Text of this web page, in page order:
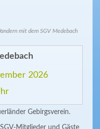
mit dem SGV Medebach
2026
Gebirgsverein.
Mitglieder und Gäste